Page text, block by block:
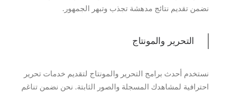
نضمن تقديم نتائج مدهشة تجذب وتبهر الجمهور.
التحرير والمونتاج
نستخدم أحدث برامج التحرير والمونتاج لتقديم خدمات تحرير
احترافية لمشاهدك المسجلة والصور الثابتة. نحن نضمن تناغم